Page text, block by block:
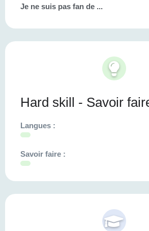
Je ne suis pas fan de ...
Hard skill - Savoir
Langues :
Savoir faire :